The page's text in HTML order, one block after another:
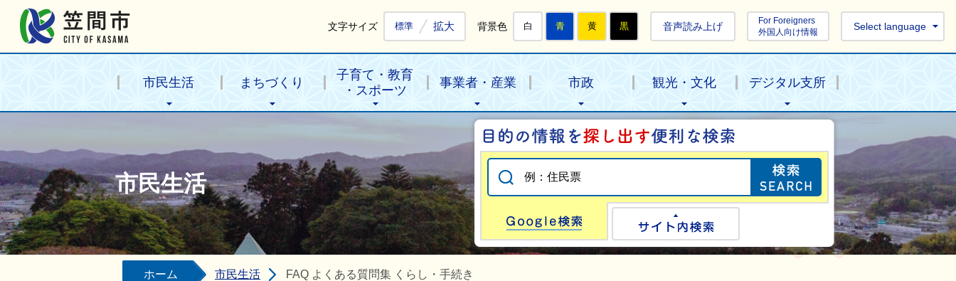
文字サイズ 標準 拡大 背景色 白 青 黄 黒 音声読み上げ
For Foreigners
外国人向け情報
Select language
市民生活 まちづくり
子育て・教育
・スポーツ
事業者・産業 市政 観光・文化 デジタル支所
市民生活
目的の情報を探
Google検索
ホーム 市民生活 FAQ よくある質問集 くらし・手続き